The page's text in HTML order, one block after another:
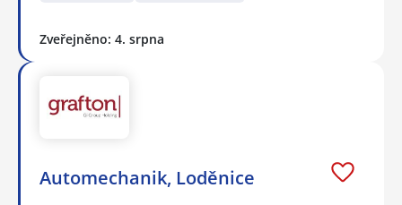
Zveřejněno: 4. srpna
Automechanik, Loděnice